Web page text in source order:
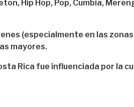
Hip Hop, Pop, Cumbia,
(especialmente en las
mayores.
Rica fue influenciada por la